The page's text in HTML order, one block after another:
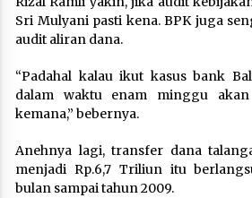
Sri Mulyani pasti kena. BPK juga
audit aliran dana.
“Padahal kalau ikut kasus bank
dalam waktu enam minggu
kemana,” bebernya.
Anehnya lagi, transfer dana
menjadi Rp.6,7 Triliun itu
bulan sampai tahun 2009.